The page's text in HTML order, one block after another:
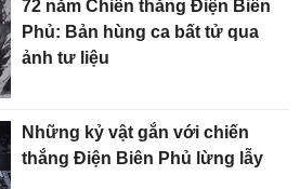
72 năm Chiến thắng Điện Biên
Phủ: Bản hùng ca bất tử qua
ảnh tư liệu
Những kỷ vật gắn với chiến
thắng Điện Biên Phủ lừng lẫy